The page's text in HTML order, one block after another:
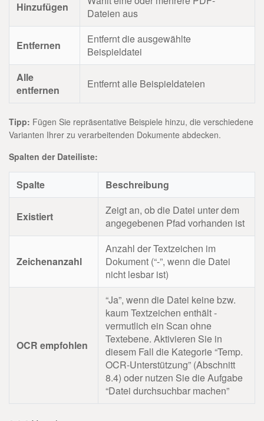
Hinzufügen
Dateien aus
Entfernen
Entfernt die ausgewählte
Beispieldatei
Alle
entfernen
Entfernt alle Beispieldateien
Tipp: Fügen Sie repräsentative Beispiele hinzu, die verschiedene
Varianten Ihrer zu verarbeitenden Dokumente abdecken.
Spalten der Dateiliste:
Spalte Beschreibung
Existiert
Zeigt an, ob die Datei unter dem
angegebenen Pfad vorhanden ist
Zeichenanzahl
Anzahl der Textzeichen im
Dokument (“-”, wenn die Datei
nicht lesbar ist)
OCR empfohlen
“Ja”, wenn die Datei keine bzw.
kaum Textzeichen enthält -
vermutlich ein Scan ohne
Textebene. Aktivieren Sie in
diesem Fall die Kategorie “Temp.
OCR-Unterstützung” (Abschnitt
8.4) oder nutzen Sie die Aufgabe
“Datei durchsuchbar machen”